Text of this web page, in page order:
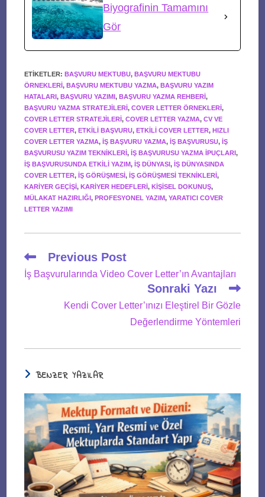
Biyografinin Tamamını
Gör
ETIKETLER:BAŞVURU MEKTUBU, BAŞVURU MEKTUBU
ÖRNEKLERI, BAŞVURU MEKTUBU YAZMA, BAŞVURU YAZIM
HATALARI, BAŞVURU YAZIMI, BAŞVURU YAZMA REHBERI,
BAŞVURU YAZMA STRATEJILERI, COVER LETTER ÖRNEKLERI,
COVER LETTER STRATEJILERI, COVER LETTER YAZMA, CV VE
COVER LETTER, ETKILI BAŞVURU, ETKILI COVER LETTER, HIZLI
COVER LETTER YAZMA, IŞ BAŞVURU YAZMA, IŞ BAŞVURUSU, IŞ
BAŞVURUSU YAZIM TEKNIKLERI, IŞ BAŞVURUSU YAZMA IPUÇLARI,
IŞ BAŞVURUSUNDA ETKILI YAZIM, IŞ DÜNYASI, IŞ DÜNYASINDA
COVER LETTER, IŞ GÖRÜŞMESI, IŞ GÖRÜŞMESI TEKNIKLERI,
KARIYER GEÇIŞI, KARIYER HEDEFLERI, KIŞISEL DOKUNUŞ,
MÜLAKAT HAZIRLIĞI, PROFESYONEL YAZIM, YARATICI COVER
LETTER YAZIMI
Read
more
articles
Previous Post
İş Başvurularında Video Cover Letter’ın Avantajları
Sonraki Yazı
Kendi Cover Letter’ınızı Eleştirel Bir Gözle
Değerlendirme Yöntemleri
BENZER YAZILAR